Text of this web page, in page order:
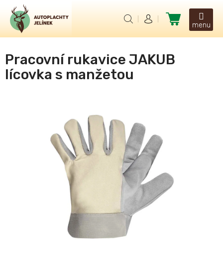
obsah
Nákupní
košík
Pracovní rukavice JAKUB
lícovka s manžetou